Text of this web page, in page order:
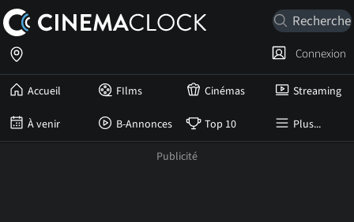
Accueil FIlms Cinémas Streaming
À venir B-Annonces Top 10 Plus...
Connexion